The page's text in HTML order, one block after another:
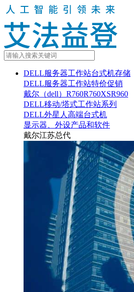
DELL服务器工作站台式机存储
DELL服务器工作站特价促销
戴尔（dell）R760R760XSR960
DELL移动/塔式工作站系列
DELL外星人高端台式机
显示器、外设产品和软件
戴尔江苏总代